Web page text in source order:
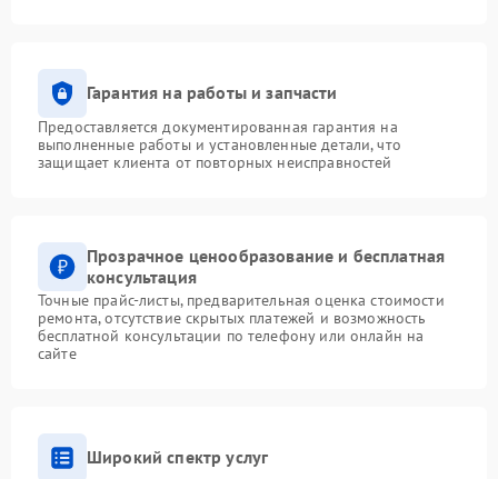
Гарантия на работы и запчасти
Предоставляется документированная гарантия на
выполненные работы и установленные детали, что
защищает клиента от повторных неисправностей
Прозрачное ценообразование и бесплатная
консультация
Точные прайс-листы, предварительная оценка стоимости
ремонта, отсутствие скрытых платежей и возможность
бесплатной консультации по телефону или онлайн на
сайте
Широкий спектр услуг